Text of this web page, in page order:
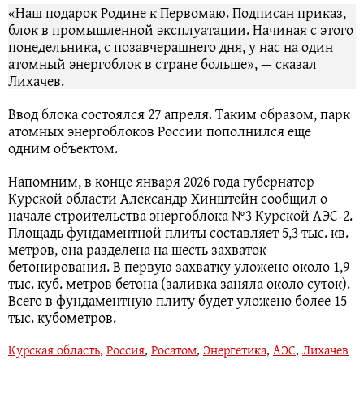
«Наш подарок Родине к Первомаю. Подписан приказ,
блок в промышленной эксплуатации. Начиная с этого
понедельника, с позавчерашнего дня, у нас на один
атомный энергоблок в стране больше», — сказал
Лихачев.
Ввод блока состоялся 27 апреля. Таким образом, парк
атомных энергоблоков России пополнился еще
одним объектом.
Напомним, в конце января 2026 года губернатор
Курской области Александр Хинштейн сообщил о
начале строительства энергоблока №3 Курской АЭС-2.
Площадь фундаментной плиты составляет 5,3 тыс. кв.
метров, она разделена на шесть захваток
бетонирования. В первую захватку уложено около 1,9
тыс. куб. метров бетона (заливка заняла около суток).
Всего в фундаментную плиту будет уложено более 15
тыс. кубометров.
Курская область, Россия, Росатом, Энергетика, АЭС, Лихачев